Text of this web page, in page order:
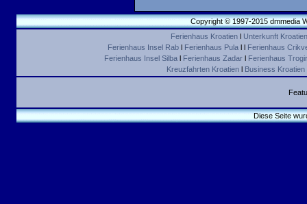
Copyright © 1997-2015 dmmedia
Ferienhaus Kroatien l Unterkunft Kroatien
Ferienhaus Insel Rab l Ferienhaus Pula l l Ferienhaus
Ferienhaus Insel Silbal Ferienhaus Zadarl Ferienhaus
Kreuzfahrten Kroatienl Business Kroatien
Diese Seite